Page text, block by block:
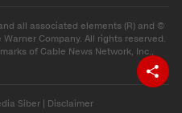
all associated elements (R) and ©
Company. All rights reserved.
of Cable News Network, Inc.,
Siber | Disclaimer